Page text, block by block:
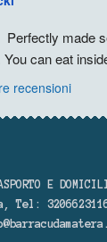
Perfectly made
can eat
recensioni
ASPORTO E